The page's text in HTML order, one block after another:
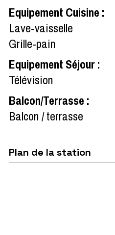
Equipement Cuisine :
Lave-vaisselle
Grille-pain
Equipement Séjour:
Télévision
Balcon/Terrasse :
Balcon / terrasse
Plan de la station